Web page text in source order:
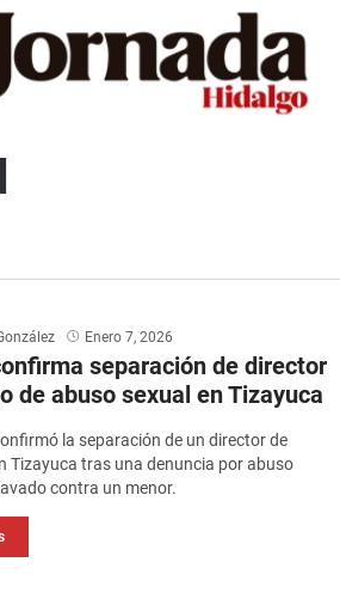
Enero 7, 2026
separación de director
de abuso sexual en Tizayuca
la separación de un director de
Tizayuca tras una denuncia por abuso
contra un menor.